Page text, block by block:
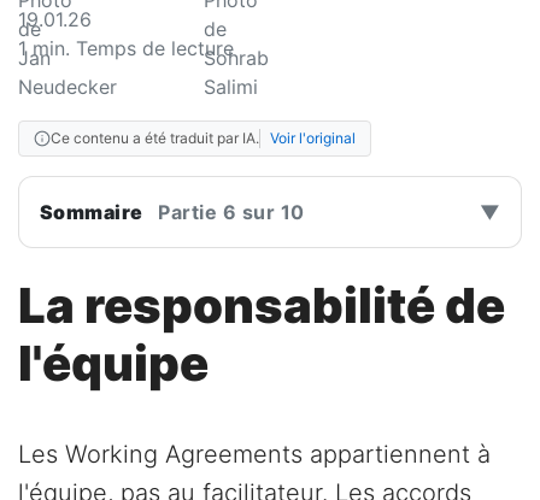
19.01.26
1min. Temps de lecture
Ce contenu a été traduit par IA. Voir l'original
Sommaire Partie 6 sur 10 ▼
La responsabilité de
l'équipe
Les Working Agreements appartiennent à
l'équipe, pas au facilitateur. Les accords